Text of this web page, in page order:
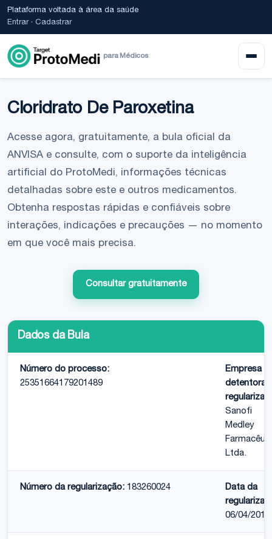
Plataforma voltada à área da saúde
Entrar· Cadastrar
para Médicos
Cloridrato De Paroxetina
Acesse agora, gratuitamente, a bula oficial da
ANVISA e consulte, com o suporte da inteligência
artificial do ProtoMedi, informações técnicas
detalhadas sobre este e outros medicamentos.
Obtenha respostas rápidas e confiáveis sobre
interações, indicações e precauções — no momento
em que você mais precisa.
Consultar gratuitamente
Dados da Bula
Número do processo:
25351664179201489
Empresa
detentora
Sanofi
Medley
Ltda.
Número da regularização: 183260024
Data da
06/04/2015